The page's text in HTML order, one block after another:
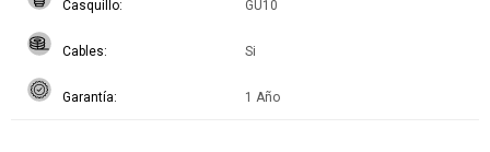
Casquillo GU10
Cables Si
Garantía 1 Año